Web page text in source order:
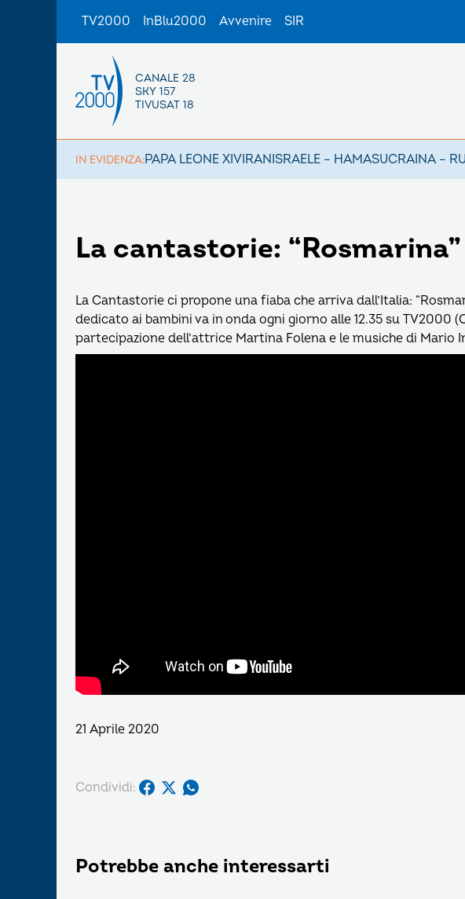
TV2000 InBlu2000 Avvenire SIR
CANALE 28
SKY 157
TIVUSAT 18
IN EVIDENZA:PAPA LEONE XIVIRANISRAELE – HAMASUCRAINA –
La cantastorie: “Rosmarina”
La Cantastorie ci propone una fiaba che arriva dall’Italia:
dedicato ai bambini va in onda ogni giorno alle 12.35 su TV2000
partecipazione dell’attrice Martina Folena e le musiche di Mario
21 Aprile 2020
Condividi:
Potrebbe anche interessarti